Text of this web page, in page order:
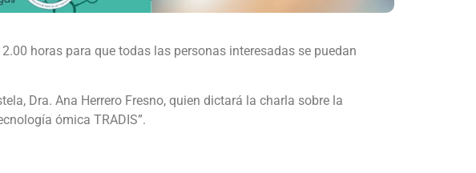
horas para que todas las personas interesadas se puedan
Dra. Ana Herrero Fresno, quien dictará la charla sobre la
ómica TRADIS”.